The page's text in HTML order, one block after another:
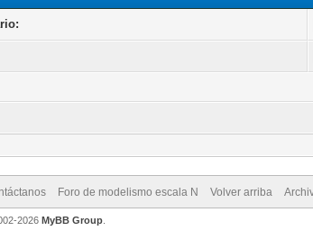
Foro de modelismo escala N Volver arriba
2026 MyBB Group.